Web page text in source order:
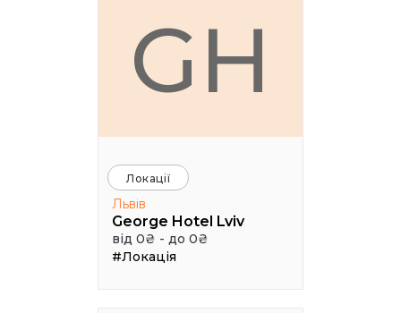
GH
Локації
Львів
George Hotel Lviv
від 0₴ - до 0₴
#Локація